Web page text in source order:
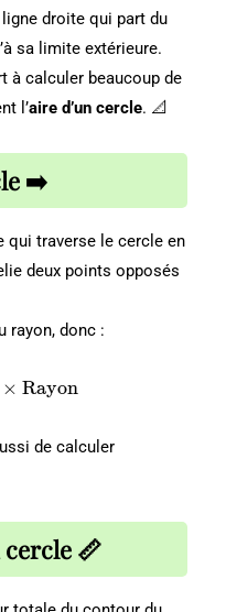
droite qui part du
sa limite extérieure.
à calculer beaucoup de
l’aire d’un cercle. 📐
➡️
qui traverse le cercle en
deux points opposés
rayon, donc :
× Rayon
de calculer
📏